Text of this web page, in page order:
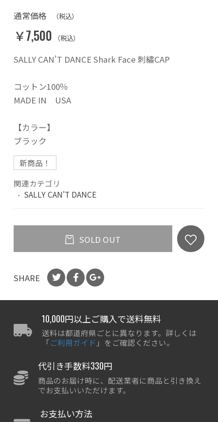
通常価格 （税込）
￥7,500 （税込）
SALLY CAN'T DANCE Shark Face 刺繡CAP
コットン100％
MADE IN USA
【カラー】
ブラック
新商品！
関連カテゴリ
SALLY CAN'T DANCE
SOLD OUT
SHARE
10,000円以上ご購入で送料無料
送料は都道府県ごとに異なります。詳しくは
「ご利用ガイド 」をご確認ください。
代引き手数料330円
商品のお届け時に、配送業者に商品と引き換え
でお支払いいただけます。
お支払い方法